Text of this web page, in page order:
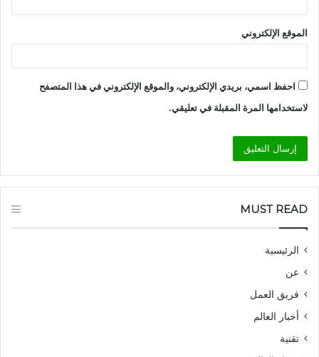
الموقع الإلكتروني
احفظ اسمي، بريدي الإلكتروني، والموقع الإلكتروني في هذا المتصفح
لاستخدامها المرة المقبلة في تعليقي.
MUST READ
الرئيسية
عن
فريق العمل
أخبار العالم
تقنية